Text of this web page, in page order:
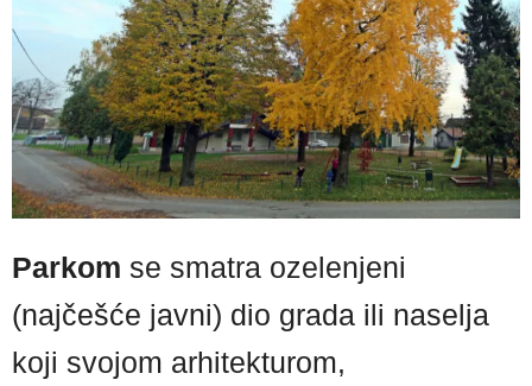
Parkom se smatra ozelenjeni
(najčešće javni) dio grada ili naselja
koji svojom arhitekturom,